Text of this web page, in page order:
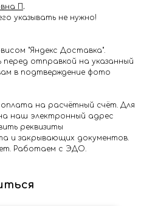
П .
указывать не нужно!
"Яндекс Доставка".
отправкой на указанный
в подтверждение фото
на расчётный счёт. Для
наш электронный адрес
реквизиты
и закрывающих документов.
Работаем с ЭДО.